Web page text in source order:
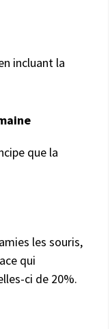
incluant la
que la
les souris,
qui
ci de 20%.